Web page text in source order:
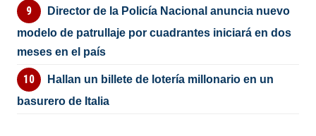
Director de la Policía Nacional anuncia nuevo
modelo de patrullaje por cuadrantes iniciará en dos
meses en el país
Hallan un billete de lotería millonario en un
basurero de Italia